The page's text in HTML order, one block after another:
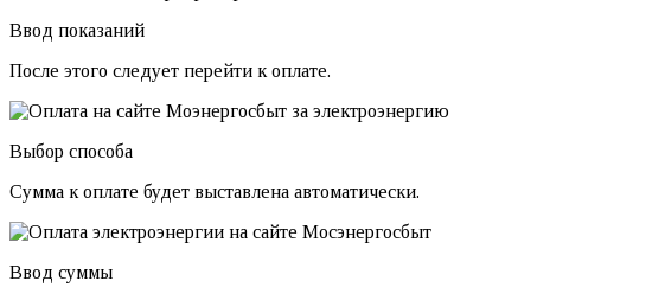
Ввод показаний
После этого следует перейти к оплате.
Выбор способа
Сумма к оплате будет выставлена автоматически.
Ввод суммы